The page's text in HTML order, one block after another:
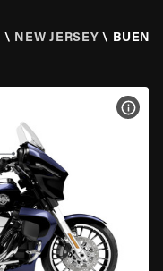
\ NEW JERSEY \